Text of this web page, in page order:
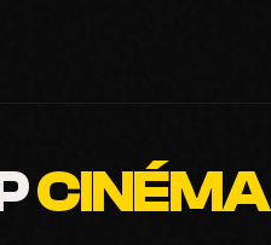
CINÉMA